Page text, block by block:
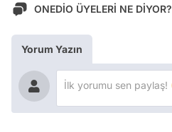
ONEDİO ÜYELERİ NE DİYOR?
Yorum Yazın